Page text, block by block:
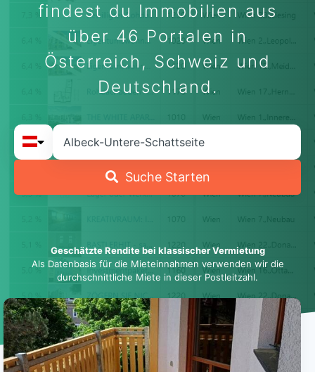
findest du Immobilien aus
über 46 Portalen in
Österreich, Schweiz und
Deutschland.
Suche Starten
Geschätzte Rendite bei klassischer Vermietung
Als Datenbasis für die Mieteinnahmen verwenden wir die
durchschnittliche Miete in dieser Postleitzahl.